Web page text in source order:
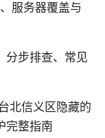
服务器覆盖与
分步排查、常见
北信义区隐藏的
完整指南